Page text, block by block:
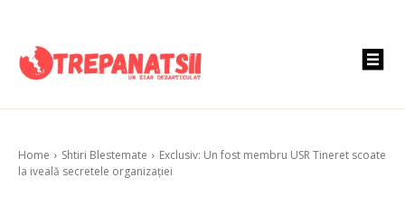
Home Shtiri Blestemate
Exclusiv: Un fost membru USR Tineret scoate
la iveală secretele organizației